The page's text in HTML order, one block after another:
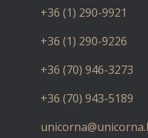
+36 (1) 290-9921
+36 (1) 290-9226
+36 (70) 946-3273
+36 (70) 943-5189